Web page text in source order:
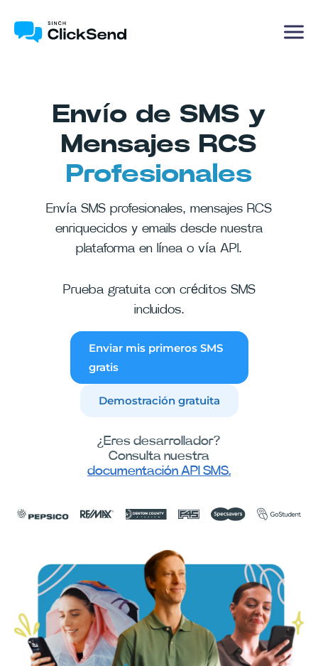
Envío de SMS y
Mensajes RCS
Profesionales
Envía SMS profesionales, mensajes RCS
enriquecidos y emails desde nuestra
plataforma en línea o vía API.
Prueba gratuita con créditos SMS
incluidos.
Enviar mis primeros SMS
gratis
Demostración gratuita
¿Eres desarrollador?
Consulta nuestra
documentación API SMS.